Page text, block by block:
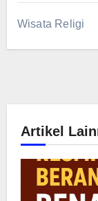
Wisata Religi
Artikel